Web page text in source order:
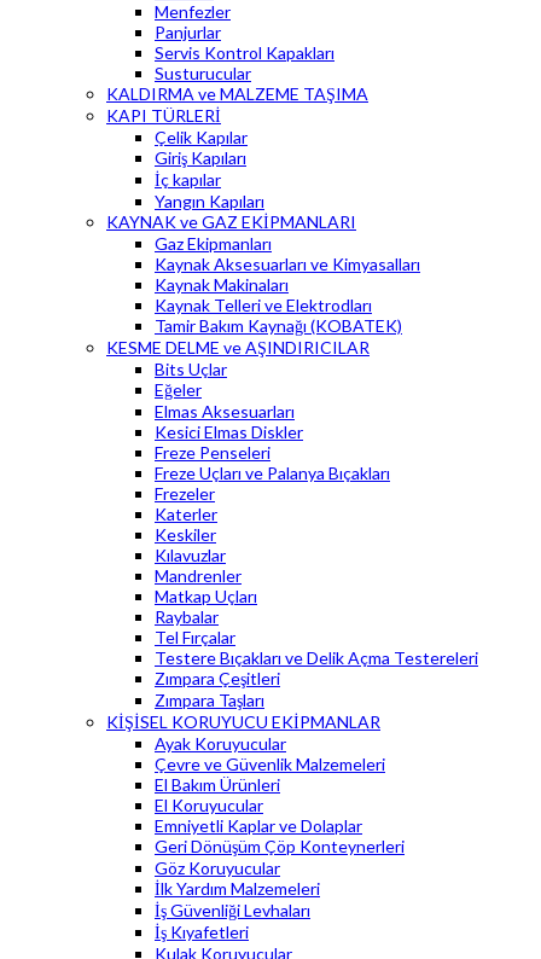
Menfezler
Panjurlar
Servis Kontrol Kapakları
Susturucular
KALDIRMA ve MALZEME TAŞIMA
KAPI TÜRLERİ
Çelik Kapılar
Giriş Kapıları
İç kapılar
Yangın Kapıları
KAYNAK ve GAZ EKİPMANLARI
Gaz Ekipmanları
Kaynak Aksesuarları ve Kimyasalları
Kaynak Makinaları
Kaynak Telleri ve Elektrodları
Tamir Bakım Kaynağı (KOBATEK)
KESME DELME ve AŞINDIRICILAR
Bits Uçlar
Eğeler
Elmas Aksesuarları
Kesici Elmas Diskler
Freze Penseleri
Freze Uçları ve Palanya Bıçakları
Frezeler
Katerler
Keskiler
Kılavuzlar
Mandrenler
Matkap Uçları
Raybalar
Tel Fırçalar
Testere Bıçakları ve Delik Açma Testereleri
Zımpara Çeşitleri
Zımpara Taşları
KİŞİSEL KORUYUCU EKİPMANLAR
Ayak Koruyucular
Çevre ve Güvenlik Malzemeleri
El Bakım Ürünleri
El Koruyucular
Emniyetli Kaplar ve Dolaplar
Geri Dönüşüm Çöp Konteynerleri
Göz Koruyucular
İlk Yardım Malzemeleri
İş Güvenliği Levhaları
İş Kıyafetleri
Kulak Koruyucular